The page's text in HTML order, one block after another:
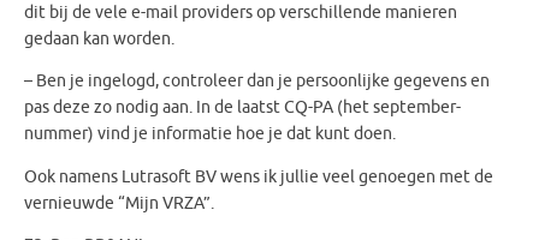
dit bij de vele e-mail providers op verschillende manieren
gedaan kan worden.
– Ben je ingelogd, controleer dan je persoonlijke gegevens en
pas deze zo nodig aan. In de laatst CQ-PA (het september-
nummer) vind je informatie hoe je dat kunt doen.
Ook namens Lutrasoft BV wens ik jullie veel genoegen met de
vernieuwde “Mijn VRZA”.